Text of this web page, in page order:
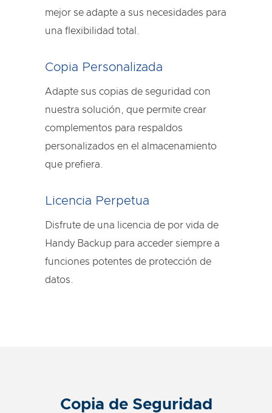
mejor se adapte a sus necesidades para
una flexibilidad total.
Copia Personalizada
Adapte sus copias de seguridad con
nuestra solución, que permite crear
complementos para respaldos
personalizados en el almacenamiento
que prefiera.
Licencia Perpetua
Disfrute de una licencia de por vida de
Handy Backup para acceder siempre a
funciones potentes de protección de
datos.
Copia de Seguridad